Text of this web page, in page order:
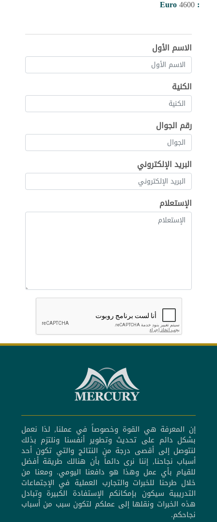
:
4600
Euro
الاسم الأول
الكنية
رقم الجوال
البريد الإلكتروني
الإستعلام
إن المعرفة هي القوة وخصوصاً في عملنا, لذا نعمل
بشكل دائم على تحديث وتطوير أنفسنا ونلتزم بذلك
لنتوصل إلى أقصى درجة من النتائج والتي تكون أحد
أسباب نجاحنا, إننا نرى دائماً بأن هنالك طريقة أفضل
للقيام بأي عمل وهذا هو دافعنا اليومي. ومعنا من
خلال طرحنا للخبرات والتجارب العملية في الإجتماعات
التدريبية سيكون بإمكانكم الإستفادة الكبيرة وتبادل
هذه الخبرات ونقلها إلى عملكم لتكون سبب من أسباب
نجاحكم.